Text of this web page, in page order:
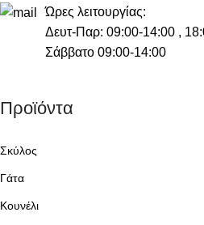
Ώρες λειτουργίας:
Δευτ-Παρ: 09:00-14:00 ,
Σάββατο 09:00-14:00
Προϊόντα
Σκύλος
Γάτα
Κουνέλι